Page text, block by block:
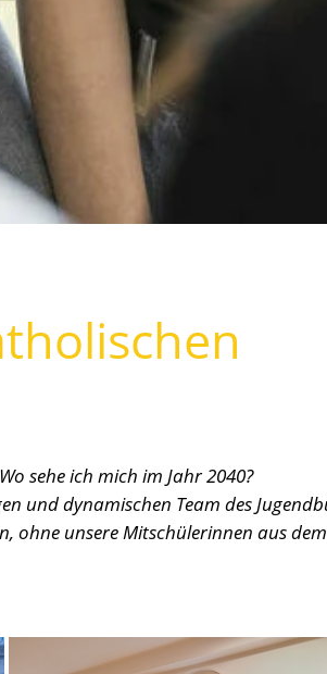
sehe ich mich im Jahr 2040?
und dynamischen Team des
ohne unsere Mitschülerinnen aus